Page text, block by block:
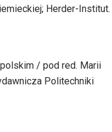
Herder-Institut.
/ pod red. Marii
Politechniki